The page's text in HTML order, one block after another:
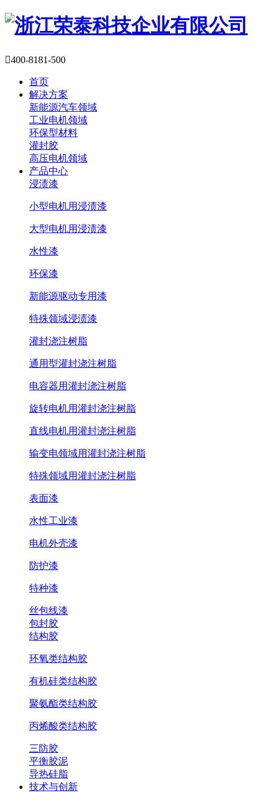
400-8181-500
首页
解决方案
新能源汽车领域
工业电机领域
环保型材料
灌封胶
高压电机领域
产品中心
浸渍漆
小型电机用浸渍漆
大型电机用浸渍漆
水性漆
环保漆
新能源驱动专用漆
特殊领域浸渍漆
灌封浇注树脂
通用型灌封浇注树脂
电容器用灌封浇注树脂
旋转电机用灌封浇注树脂
直线电机用灌封浇注树脂
输变电领域用灌封浇注树脂
特殊领域用灌封浇注树脂
表面漆
水性工业漆
电机外壳漆
防护漆
特种漆
丝包线漆
包封胶
结构胶
环氧类结构胶
有机硅类结构胶
聚氨酯类结构胶
丙烯酸类结构胶
三防胶
平衡胶泥
导热硅脂
技术与创新